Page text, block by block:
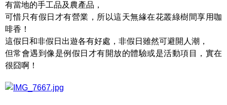
有當地的手工品及農產品，
可惜只有假日才有營業，所以這天無緣在花叢綠樹間享用咖
啡香！
這假日和非假日出遊各有好處，非假日雖然可避開人潮，
但常會遇到像是例假日才有開放的體驗或是活動項目，實在
很囧啊！